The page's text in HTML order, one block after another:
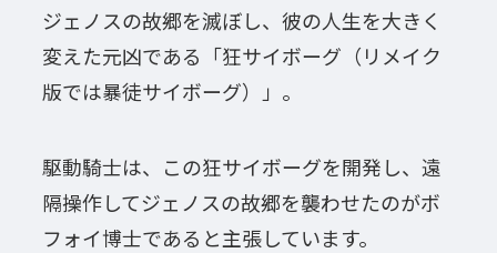
ジェノスの故郷を滅ぼし、彼の人生を大きく
変えた元凶である「狂サイボーグ（リメイク
版では暴徒サイボーグ）」。
駆動騎士は、この狂サイボーグを開発し、遠
隔操作してジェノスの故郷を襲わせたのがボ
フォイ博士であると主張しています。